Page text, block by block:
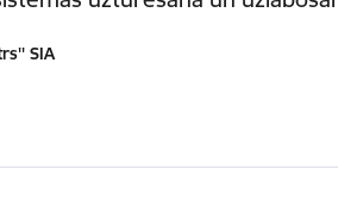
SIA